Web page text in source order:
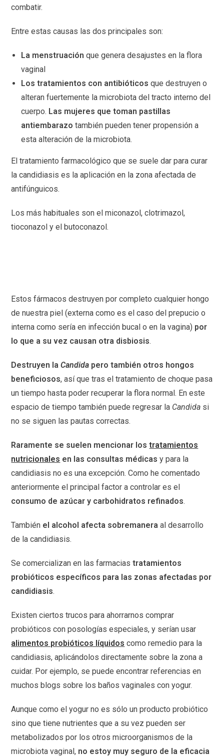
combatir.
Entre estas causas las dos principales son:
La menstruación que genera desajustes en la flora
vaginal
Los tratamientos con antibióticos que destruyen o
alteran fuertemente la microbiota del tracto interno del
cuerpo. Las mujeres que toman pastillas
antiembarazo también pueden tener propensión a
esta alteración de la microbiota.
El tratamiento farmacológico que se suele dar para curar
la candidiasis es la aplicación en la zona afectada de
antifúnguicos.
Los más habituales son el miconazol, clotrimazol,
tioconazol y el butoconazol.
Estos fármacos destruyen por completo cualquier hongo
de nuestra piel (externa como es el caso del prepucio o
interna como sería en infección bucal o en la vagina) por
lo que a su vez causan otra disbiosis.
Destruyen laCandida pero también otros hongos
beneficiosos, así que tras el tratamiento de choque pasa
un tiempo hasta poder recuperar la flora normal. En este
espacio de tiempo también puede regresar la Candida si
no se siguen las pautas correctas.
Raramente se suelen mencionar lostratamientos
nutricionales en las consultas médicas y para la
candidiasis no es una excepción. Como he comentado
anteriormente el principal factor a controlar es el
consumo de azúcar y carbohidratos refinados.
También el alcohol afecta sobremanera al desarrollo
de la candidiasis.
Se comercializan en las farmaciastratamientos
probióticos específicos para las zonas afectadas por
candidiasis.
Existen ciertos trucos para ahorrarnos comprar
probióticos con posologías especiales, y serían usar
alimentos probióticos líquidos como remedio para la
candidiasis, aplicándolos directamente sobre la zona a
cuidar. Por ejemplo, se puede encontrar referencias en
muchos blogs sobre los baños vaginales con yogur.
Aunque como el yogur no es sólo un producto probiótico
sino que tiene nutrientes que a su vez pueden ser
metabolizados por los otros microorganismos de la
microbiota vaginal, no estoy muy seguro de la eficacia